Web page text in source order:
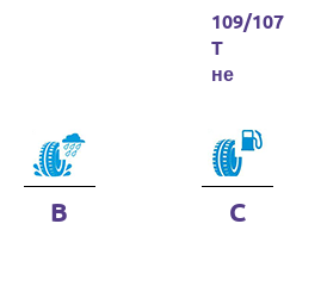
109/107
T
не
B C